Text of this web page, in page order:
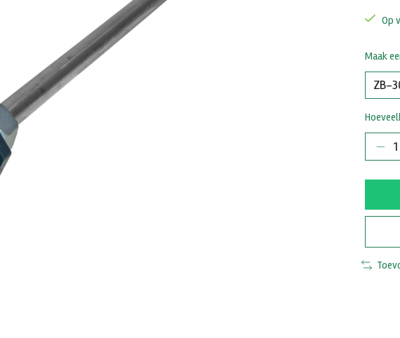
Op
Maak